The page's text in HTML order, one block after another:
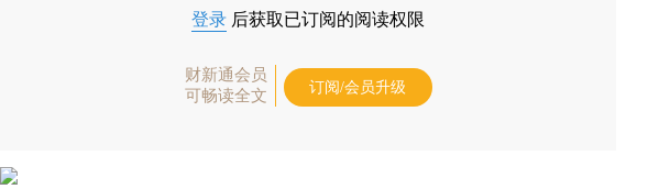
登录 后获取已订阅的阅读权限
财新通会员
可畅读全文
订阅/会员升级